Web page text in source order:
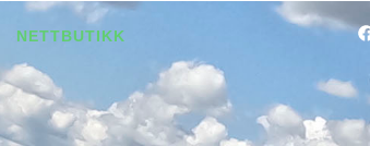
NETTBUTIKK